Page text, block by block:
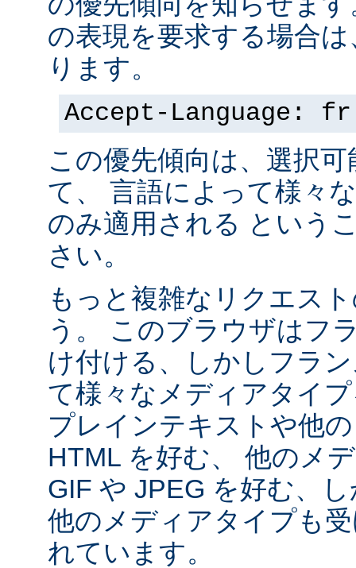
の表現を要求する場合
ります。
Accept-Language: fr
この優先傾向は、選択
て、 言語によって様々
のみ適用される という
さい。
もっと複雑なリクエス
う。 このブラウザはフ
け付ける、しかしフラ
て様々なメディアタイ
プレインテキストや他
HTML を好む、 他のメ
GIF や JPEG を好む、
他のメディアタイプも
れています。